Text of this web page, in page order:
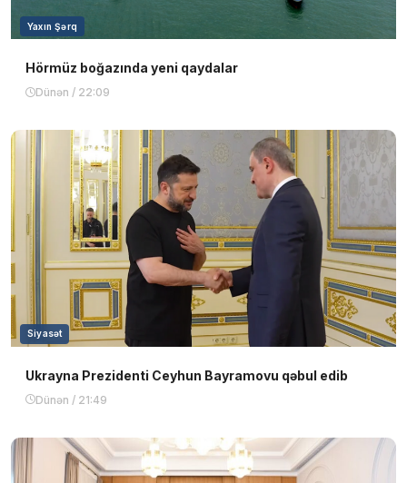
Yaxın Şərq
Hörmüz boğazında yeni qaydalar
Dünən / 22:09
Siyasət
Ukrayna Prezidenti Ceyhun Bayramovu qəbul edib
Dünən / 21:49